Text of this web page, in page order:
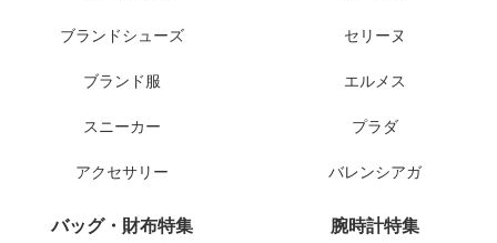
ブランドシューズ
ブランド服
スニーカー
アクセサリー
セリーヌ
エルメス
プラダ
バレンシアガ
バッグ・財布特集 腕時計特集